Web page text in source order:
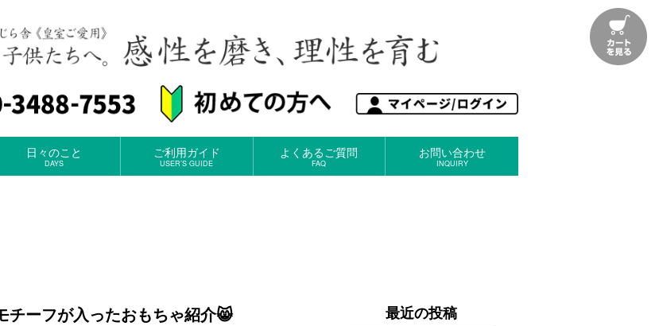
日々のこと
DAYS
ご利用ガイド
USER’S GUIDE
よくあるご質問
FAQ
お問い合わせ
INQUIRY
チーフが入ったおもちゃ紹介😸 最近の投稿